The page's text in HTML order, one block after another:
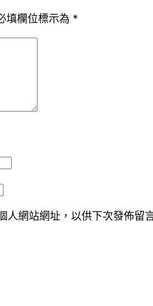
填欄位標示為 *
人網站網址，以供下次發佈留